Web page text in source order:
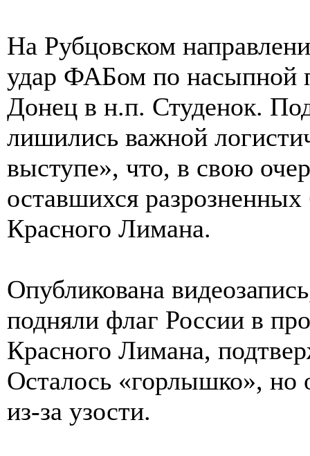
На Рубцовском
удар ФАБом по насыпной
Донец в н.п. Студенок.
лишились важной
выступе», что, в свою
оставшихся разрозненных
Красного Лимана.
Опубликована
подняли флаг России в
Красного Лимана,
Осталось «горлышко», но
из-за узости.